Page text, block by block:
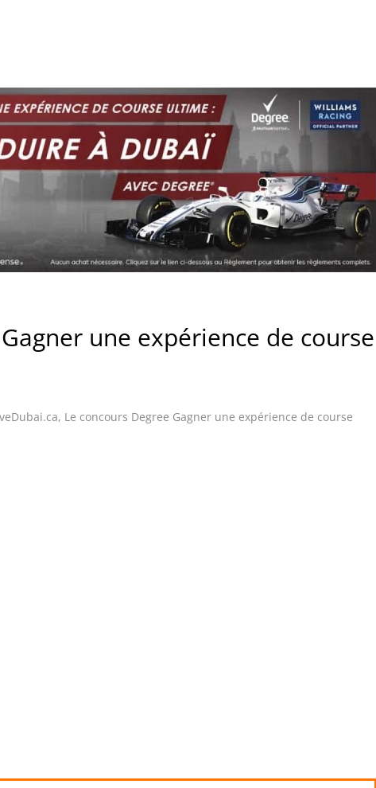
une expérience de course
, Le concours Degree Gagner une expérience de course